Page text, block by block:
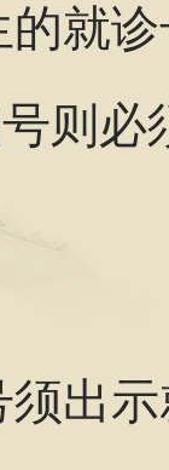
就
则必
出